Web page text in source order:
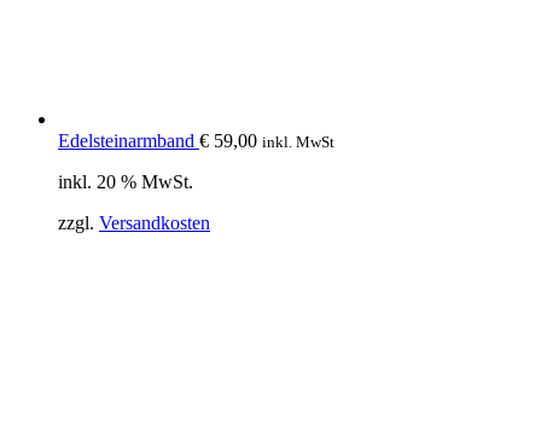
Edelsteinarmband € 59,00 inkl. MwSt
inkl. 20 % MwSt.
zzgl. Versandkosten